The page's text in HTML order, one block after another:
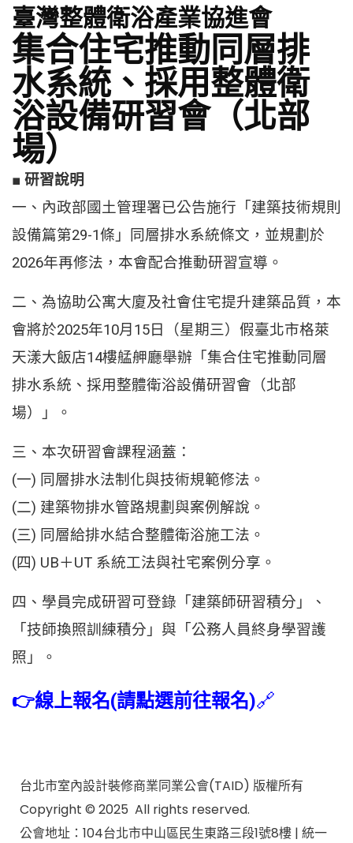
臺灣整體衛浴產業協進會
集合住宅推動同層排
水系統、採用整體衛
浴設備研習會（北部
場）
■ 研習說明
一、內政部國土管理署已公告施行「建築技術規則
設備篇第29-1條」同層排水系統條文，並規劃於
2026年再修法，本會配合推動研習宣導。
二、為協助公寓大廈及社會住宅提升建築品質，本
會將於2025年10月15日（星期三）假臺北市格萊
天漾大飯店14樓艋舺廳舉辦「集合住宅推動同層
排水系統、採用整體衛浴設備研習會（北部
場）」。
三、本次研習會課程涵蓋：
(一) 同層排水法制化與技術規範修法。
(二) 建築物排水管路規劃與案例解說。
(三) 同層給排水結合整體衛浴施工法。
(四) UB＋UT 系統工法與社宅案例分享。
四、學員完成研習可登錄「建築師研習積分」、
「技師換照訓練積分」與「公務人員終身學習護
照」。
👉線上報名(請點選前往報名)🔗
台北市室內設計裝修商業同業公會(TAID) 版權所有
Copyright © 2025 All rights reserved.
公會地址：104台北市中山區民生東路三段1號8樓 | 統一